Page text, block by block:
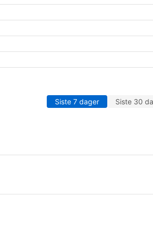
Siste 7 dager Siste 30